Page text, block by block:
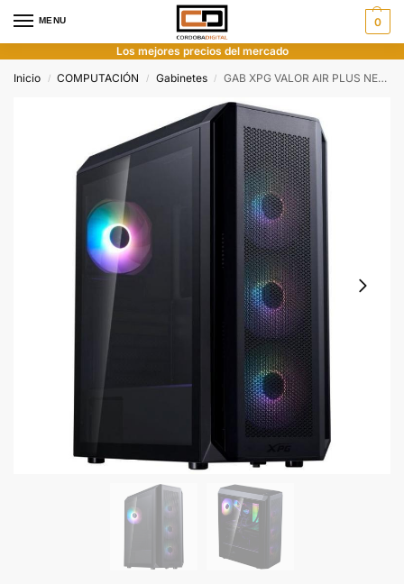
MENU 0
Los mejores precios del mercado
Inicio
/ COMPUTACIÓN / Gabinetes / GAB XPG VALOR AIR PLUS NEGRO FANS ARGBX4